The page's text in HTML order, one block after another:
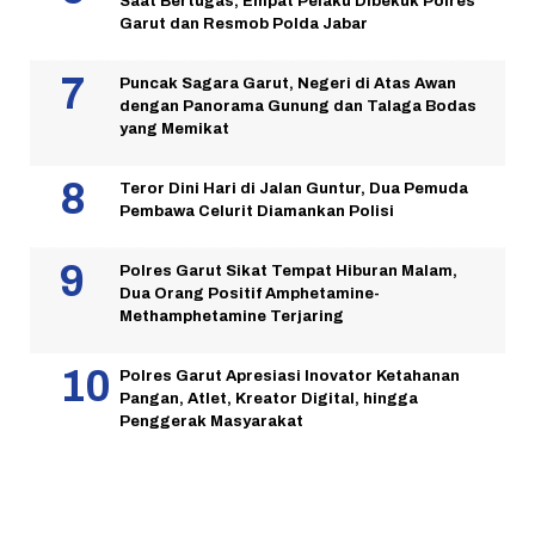
Garut dan Resmob Polda Jabar
Puncak Sagara Garut, Negeri di Atas Awan
dengan Panorama Gunung dan Talaga Bodas
yang Memikat
Teror Dini Hari di Jalan Guntur, Dua Pemuda
Pembawa Celurit Diamankan Polisi
Polres Garut Sikat Tempat Hiburan Malam,
Dua Orang Positif Amphetamine-
Methamphetamine Terjaring
Polres Garut Apresiasi Inovator Ketahanan
Pangan, Atlet, Kreator Digital, hingga
Penggerak Masyarakat